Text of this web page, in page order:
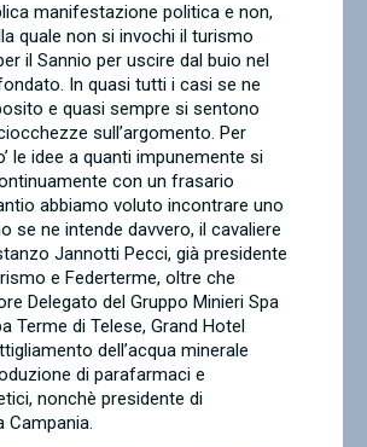
manifestazione politica e non,
quale non si invochi il turismo
il Sannio per uscire dal buio nel
In quasi tutti i casi se ne
e quasi sempre si sentono
sull’argomento. Per
le idee a quanti impunemente si
con un frasario
abbiamo voluto incontrare uno
se ne intende davvero, il cavaliere
Jannotti Pecci, già presidente
e Federterme, oltre che
Delegato del Gruppo Minieri Spa
Terme di Telese, Grand Hotel
dell’acqua minerale
di parafarmaci e
nonchè presidente di
Campania.